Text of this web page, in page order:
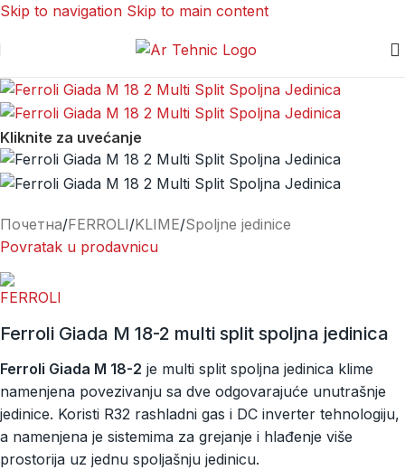
Skip to navigation Skip to main content
Kliknite za uvećanje
Почетна/FERROLI/KLIME/Spoljne jedinice
Povratak u prodavnicu
Ferroli Giada M 18-2 multi split spoljna jedinica
Ferroli Giada M 18-2 je multi split spoljna jedinica klime
namenjena povezivanju sa dve odgovarajuće unutrašnje
jedinice. Koristi R32 rashladni gas i DC inverter tehnologiju,
a namenjena je sistemima za grejanje i hlađenje više
prostorija uz jednu spoljašnju jedinicu.